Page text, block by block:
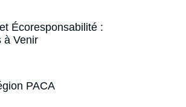
Écoresponsabilité :
à Venir
PACA